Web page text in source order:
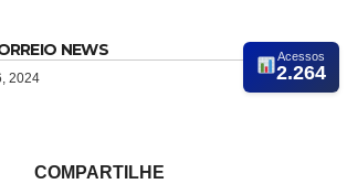
NEWS
2024
Acessos
2.264
COMPARTILHE